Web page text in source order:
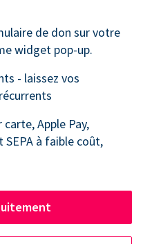
de don sur votre
widget pop-up.
- laissez vos
Apple Pay,
SEPA à faible coût,